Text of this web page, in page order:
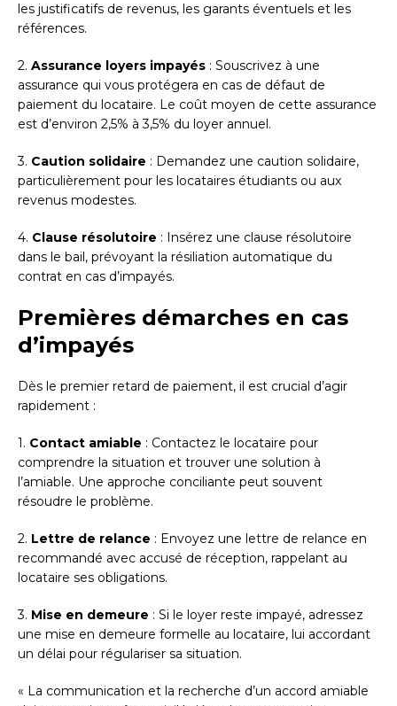
les justificatifs de revenus, les garants éventuels et les
références.
2. Assurance loyers impayés : Souscrivez à une
assurance qui vous protégera en cas de défaut de
paiement du locataire. Le coût moyen de cette assurance
est d’environ 2,5% à 3,5% du loyer annuel.
3. Caution solidaire : Demandez une caution solidaire,
particulièrement pour les locataires étudiants ou aux
revenus modestes.
4. Clause résolutoire : Insérez une clause résolutoire
dans le bail, prévoyant la résiliation automatique du
contrat en cas d’impayés.
Premières démarches en cas
d’impayés
Dès le premier retard de paiement, il est crucial d’agir
rapidement :
1. Contact amiable : Contactez le locataire pour
comprendre la situation et trouver une solution à
l’amiable. Une approche conciliante peut souvent
résoudre le problème.
2. Lettre de relance : Envoyez une lettre de relance en
recommandé avec accusé de réception, rappelant au
locataire ses obligations.
3. Mise en demeure : Si le loyer reste impayé, adressez
une mise en demeure formelle au locataire, lui accordant
un délai pour régulariser sa situation.
« La communication et la recherche d’un accord amiable